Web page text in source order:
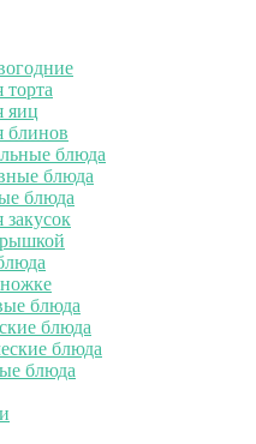
торта
яиц
блинов
блюда
блюда
блюда
закусок
блюда
блюда
блюда
блюда